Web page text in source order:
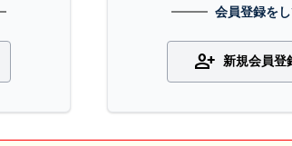
会員登録を
person_add 新規会員登